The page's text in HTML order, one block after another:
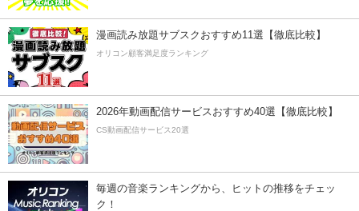
漫画読み放題サブスクおすすめ11選【徹底比較】
オリコン顧客満足度ランキング
2026年動画配信サービスおすすめ40選【徹底比較】
CS動画配信サービス20選
毎週の音楽ランキングから、ヒットの推移をチェッ
ク！